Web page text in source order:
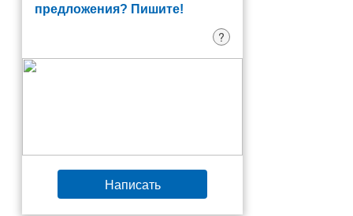
предложения? Пишите!
?
Написать